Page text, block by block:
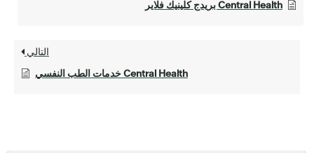
Central Health بريدج كلينيك فلاير
التالي
Central Health خدمات الطب النفسي